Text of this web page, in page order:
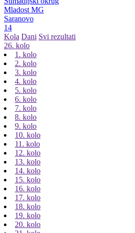
Mladost MG
Saranovo
14
Kola Dani Svi rezultati
26. kolo
1. kolo
2. kolo
3. kolo
4. kolo
5. kolo
6. kolo
7. kolo
8. kolo
9. kolo
10. kolo
11. kolo
12. kolo
13. kolo
14. kolo
15. kolo
16. kolo
17. kolo
18. kolo
19. kolo
20. kolo